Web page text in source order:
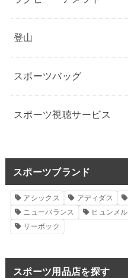
登山
スポーツバッグ
スポーツ視聴サービス
スポーツブランド
アシックス アディダス
ニューバランス
ヒュンメル
リーボック
スポーツ用品店を探す